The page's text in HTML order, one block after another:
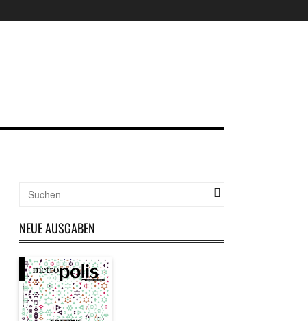
NEUE AUSGABEN